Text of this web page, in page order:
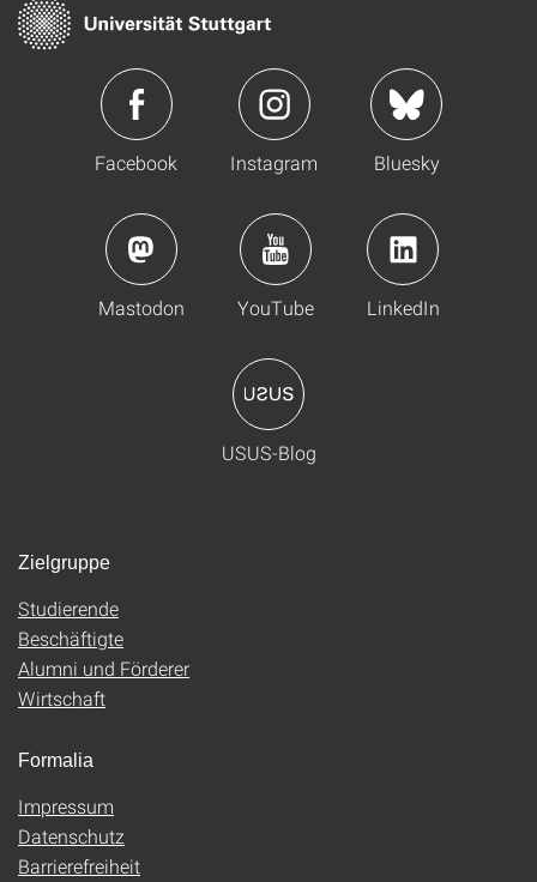
Facebook Instagram Bluesky
Mastodon YouTube LinkedIn
USUS-Blog
Zielgruppe
Studierende
Beschäftigte
Alumni und Förderer
Wirtschaft
Formalia
Impressum
Datenschutz
Barrierefreiheit